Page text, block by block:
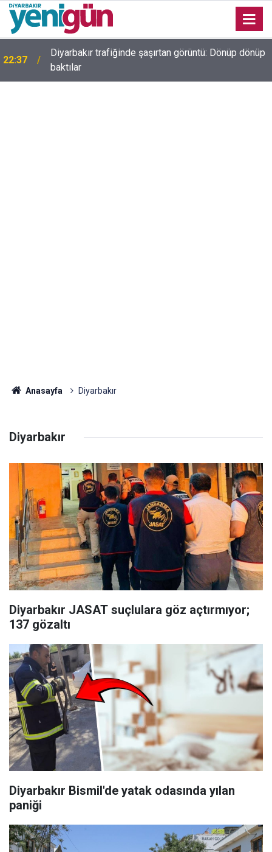
22:32
Diyarbakır’da kurşunlama ve yaralama olaylarına
polisten darbe
Anasayfa Diyarbakır
Diyarbakır
Diyarbakır JASAT suçlulara göz açtırmıyor;
137 gözaltı
Diyarbakır Bismil'de yatak odasında yılan
paniği